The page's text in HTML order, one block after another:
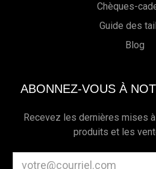
Chèques-
Guide des
Blog
ABONNEZ-VOUS À
Recevez les dernières mises
produits et les